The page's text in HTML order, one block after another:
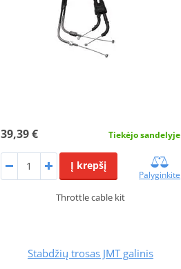
39,39 € Tiekėjo sandelyje
Į krepšį
Palyginkite
Throttle cable kit
Stabdžių trosas JMT galinis